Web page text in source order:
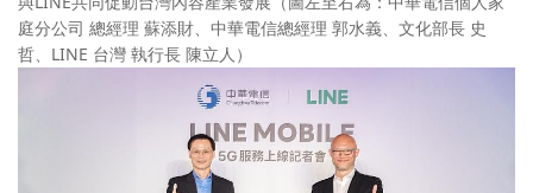
庭分公司 總經理 蘇添財、中華電信總經理 郭水義、文化部長 史
哲、LINE 台灣 執行長 陳立人）